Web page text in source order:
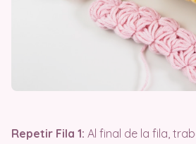
Repetir Fila 1: Al final de la fila,